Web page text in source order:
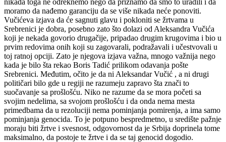
moramo da nađemo garanciju da se više nikada neće ponoviti.
Vučićeva izjava da će sagnuti glavu i pokloniti se žrtvama u
Srebrenici je dobra, posebno zato što dolazi od Aleksandra Vučića
koji je nekada govorio drugačije, pripadao drugim krugovima i bio u
prvim redovima onih koji su zagovarali, podražavali i učestvovali u
toj ratnoj opciji. Zato je njegova izjava važna, mnogo važnija nego
kada je bilo šta rekao Boris Tadić prilikom odavanja pošte
Srebrenici. Međutim, očito je da ni Aleksandar Vučić , a ni drugi
političari bilo gde u regiji ne razumeju zapravo šta znači to
suočavanje sa prošlošću. Niko ne razume da se mora početi sa
svojim nedelima, sa svojom prošlošću i da onda nema mesta
primedbama da u rezoluciji nema pominjanja pomirenja, a ima samo
pominjanja genocida. To je potpuno bespredmetno, u središte pažnje
moraju biti žrtve i svesnost, odgovornost da je Srbija doprinela tome
maksimalno, da postoje te žrtve i da se taj genocid dogodio.